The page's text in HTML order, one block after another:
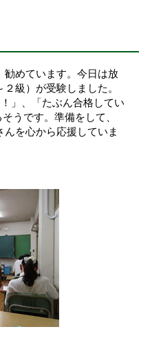
めています。今日は放
２級）が受験し ました。
」、「たぶん合格してい
うです。準備をして、
を心から応援していま